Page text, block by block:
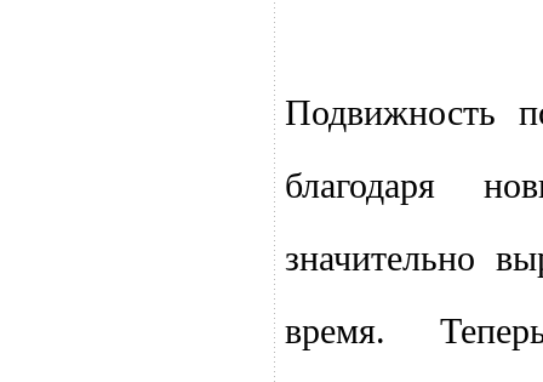
Подвижность
благодаря
значительно
время.